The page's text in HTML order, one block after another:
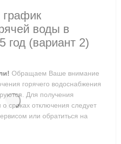
воды в
год (вариант 2)
Обращаем Ваше внимание
горячего водоснабжения
Для получения
сроках отключения следует
или обратиться на